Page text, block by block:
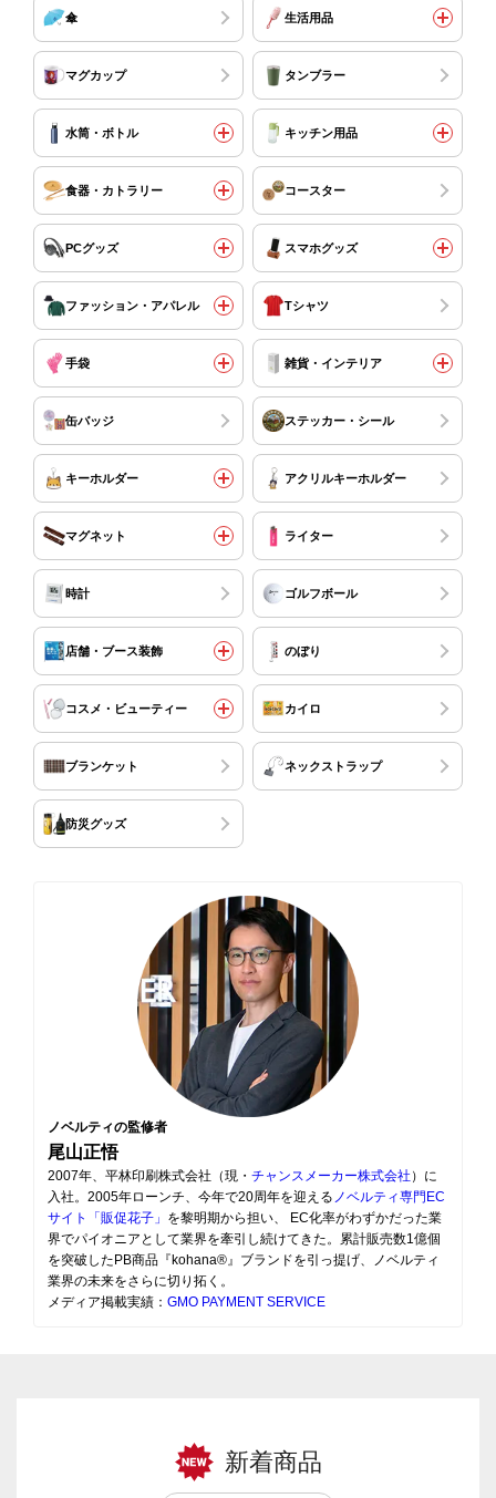
傘 生活用品
マグカップ タンブラー
水筒・ボトル キッチン用品
食器・カトラリー コースター
PCグッズ スマホグッズ
ファッション・アパレル Tシャツ
手袋 雑貨・インテリア
缶バッジ ステッカー・シール
キーホルダー アクリルキーホルダー
マグネット ライター
時計 ゴルフボール
店舗・ブース装飾 のぼり
コスメ・ビューティー カイロ
ブランケット ネックストラップ
防災グッズ
ノベルティの監修者
尾山正悟
2007年、平林印刷株式会社（現・ チャンスメーカー株式会社 ）に
入社。2005年ローンチ、今年で20周年を迎える ノベルティ専門EC
サイト「販促花子」 を黎明期から担い、 EC化率がわずかだった業
界でパイオニアとして業界を牽引し続けてきた。累計販売数1億個
を突破したPB商品『kohana®』ブランドを引っ提げ、ノベルティ
業界の未来をさらに切り拓く。
メディア掲載実績： GMO PAYMENT SERVICE
新着商品